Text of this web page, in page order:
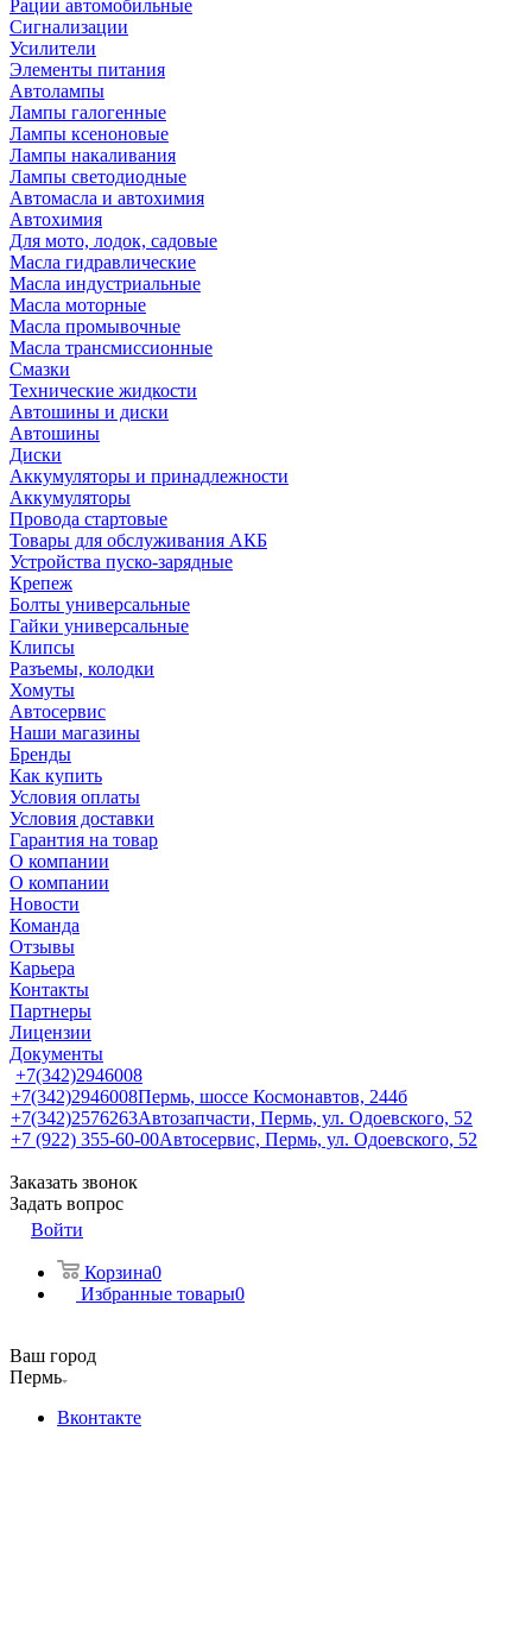
Рации автомобильные
Сигнализации
Усилители
Элементы питания
Автолампы
Лампы галогенные
Лампы ксеноновые
Лампы накаливания
Лампы светодиодные
Автомасла и автохимия
Автохимия
Для мото, лодок, садовые
Масла гидравлические
Масла индустриальные
Масла моторные
Масла промывочные
Масла трансмиссионные
Смазки
Технические жидкости
Автошины и диски
Автошины
Диски
Аккумуляторы и принадлежности
Аккумуляторы
Провода стартовые
Товары для обслуживания АКБ
Устройства пуско-зарядные
Крепеж
Болты универсальные
Гайки универсальные
Клипсы
Разъемы, колодки
Хомуты
Автосервис
Наши магазины
Бренды
Как купить
Условия оплаты
Условия доставки
Гарантия на товар
О компании
О компании
Новости
Команда
Отзывы
Карьера
Контакты
Партнеры
Лицензии
Документы
+7(342)2946008
+7(342)2946008Пермь, шоссе Космонавтов, 244б
+7(342)2576263Автозапчасти, Пермь, ул. Одоевского, 52
+7 (922) 355-60-00Автосервис, Пермь, ул. Одоевского, 52
Заказать звонок
Задать вопрос
Войти
Корзина0
Избранные товары0
Ваш город
Пермь
Вконтакте